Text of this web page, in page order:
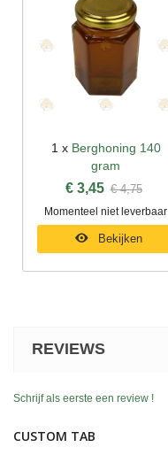
1 x Berghoning 140
gram
€ 3,45 € 4,75
Momenteel niet leverbaar
Bekijken
REVIEWS
Schrijf als eerste een review !
CUSTOM TAB